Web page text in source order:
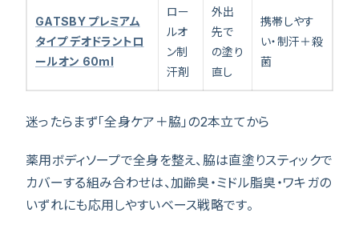
GATSBY プレミアム
タイプ デオドラントロ
ールオン 60ml
ロー
ルオ
ン制
汗剤
外出
先で
の塗り
直し
携帯しやす
い・制汗＋殺
菌
迷ったらまず「全身ケア＋脇」の2本立てから
薬用ボディソープで全身を整え、脇は直塗りスティックで
カバーする組み合わせは、加齢臭・ミドル脂臭・ワキガの
いずれにも応用しやすいベース戦略です。